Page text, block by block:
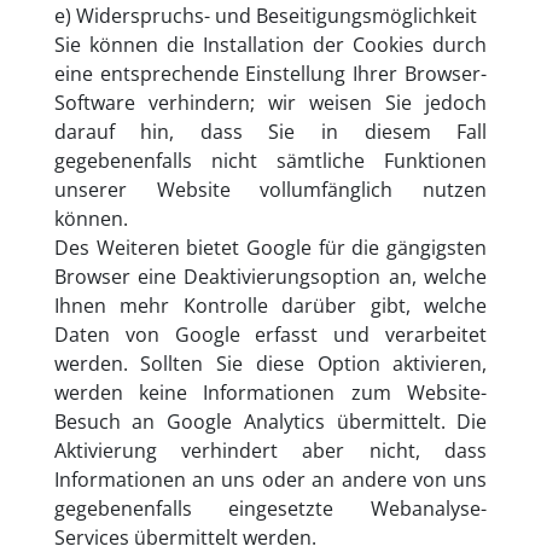
e) Widerspruchs- und Beseitigungsmöglichkeit
Sie können die Installation der Cookies durch
eine entsprechende Einstellung Ihrer Browser-
Software verhindern; wir weisen Sie jedoch
darauf hin, dass Sie in diesem Fall
gegebenenfalls nicht sämtliche Funktionen
unserer Website vollumfänglich nutzen
können.
Des Weiteren bietet Google für die gängigsten
Browser eine Deaktivierungsoption an, welche
Ihnen mehr Kontrolle darüber gibt, welche
Daten von Google erfasst und verarbeitet
werden. Sollten Sie diese Option aktivieren,
werden keine Informationen zum Website-
Besuch an Google Analytics übermittelt. Die
Aktivierung verhindert aber nicht, dass
Informationen an uns oder an andere von uns
gegebenenfalls eingesetzte Webanalyse-
Services übermittelt werden.